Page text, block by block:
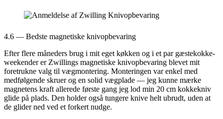
4.6 — Bedste magnetiske knivopbevaring
Efter flere måneders brug i mit eget køkken og i et par gæstekokke-
weekender er Zwillings magnetiske knivopbevaring blevet mit
foretrukne valg til vægmontering. Monteringen var enkel med
medfølgende skruer og en solid vægplade — jeg kunne mærke
magnetens kraft allerede første gang jeg lod min 20 cm kokkekniv
glide på plads. Den holder også tungere knive helt ubrudt, uden at
de glider ned ved et forkert nudge.